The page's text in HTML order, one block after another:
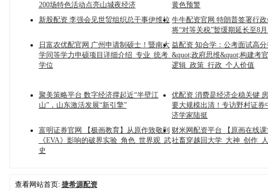
200场特色活动点亮山城夜经济
黄色预警
新股配资 李强会见世贸组织总干事伊维拉 牛牛配资官网 特朗普签署行
将“对等关税”暂缓期延长至8
日富农优配官网 广州申请制硕士！暨南大
学同等学力申硕项目详细介绍_专业_统考_
学位
益配资 知合学：公考面试高
&quot;政府思维&quot;构建考
逻辑_政策_行政_个人价值
聚美策略平台 数字经济撑起近“半壁江
山”，山东激活发展“新引擎”
优配资 消费是经济企稳关键
要大规模出清！专访野村证券
济学家陆挺
富明证券官网 【极画教育】从原作致敬到
《EVA》影响的破界实验_角色_世界观_武
史
财米网配资平台 【原画在线
社畜穿越回大学_大神_创作_
查看网站首页: 捷希源配资